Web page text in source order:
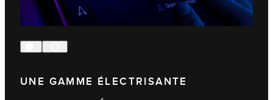
UNE GAMME ÉLECTRISANTE